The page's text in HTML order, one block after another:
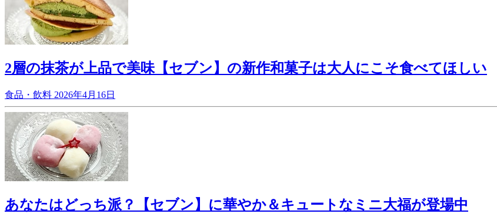
2層の抹茶が上品で美味【セブン】の新作和菓子は大人にこそ食べてほしい
食品・飲料 2026年4月16日
あなたはどっち派？【セブン】に華やか＆キュートなミニ大福が登場中